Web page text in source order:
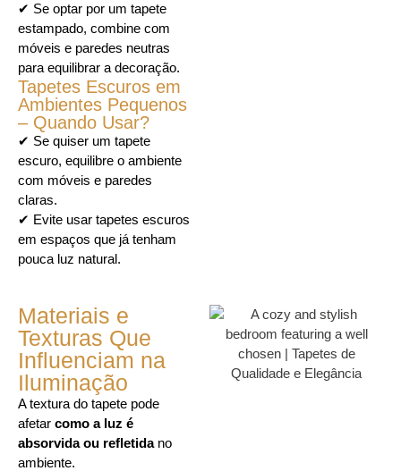
✔ Se optar por um tapete
estampado, combine com
móveis e paredes neutras
para equilibrar a decoração.
Tapetes Escuros em
Ambientes Pequenos
– Quando Usar?
✔ Se quiser um tapete
escuro, equilibre o ambiente
com móveis e paredes
claras.
✔ Evite usar tapetes escuros
em espaços que já tenham
pouca luz natural.
Materiais e
Texturas Que
Influenciam na
Iluminação
A textura do tapete pode
afetar como a luz é
absorvida ou refletidano
ambiente.